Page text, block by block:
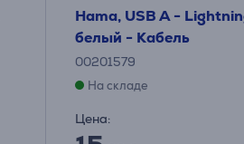
Hama, USB A -
белый - Кабель
00201579
На складе
Цена: